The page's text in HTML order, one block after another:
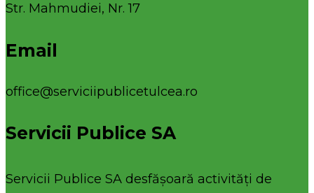
Str. Mahmudiei, Nr. 17
Email
office@serviciipublicetulcea.ro
Servicii Publice SA
Servicii Publice SA desfășoară activități de